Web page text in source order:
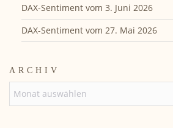
DAX-Sentiment vom 3. Juni 2026
DAX-Sentiment vom 27. Mai 2026
ARCHIV